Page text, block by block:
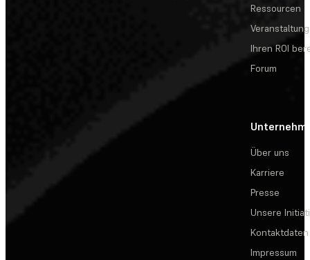
Ressourcen
Ihren ROI
Forum
Über uns
Karriere
Presse
Unsere
Kontaktdaten
Impressum